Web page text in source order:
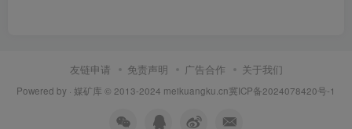
友链申请 免责声明 广告合作 关于我们
Powered by · 媒矿库 © 2013-2024 meikuangku.cn冀ICP备2024078420号-1